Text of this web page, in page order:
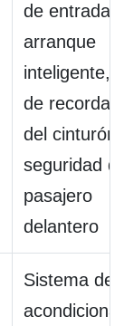
de entrada
arranque
inteligente,
de
del cinturón
seguridad
pasajero
delantero
Sistema de